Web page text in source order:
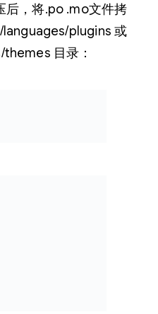
后，将.po .mo文件拷
plugins 或
目录：